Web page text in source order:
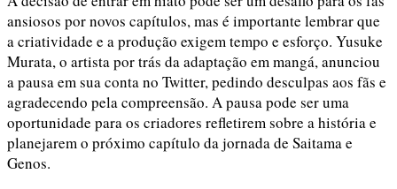
ansiosos por novos capítulos, mas é importante lembrar que
a criatividade e a produção exigem tempo e esforço. Yusuke
Murata, o artista por trás da adaptação em mangá, anunciou
a pausa em sua conta no Twitter, pedindo desculpas aos fãs e
agradecendo pela compreensão. A pausa pode ser uma
oportunidade para os criadores refletirem sobre a história e
planejarem o próximo capítulo da jornada de Saitama e
Genos.